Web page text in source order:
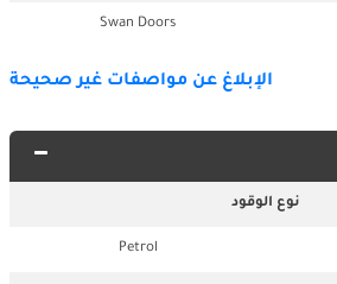
Swan Doors
الإبلاغ عن مواصفات غير صحيحة
نوع الوقود
Petrol